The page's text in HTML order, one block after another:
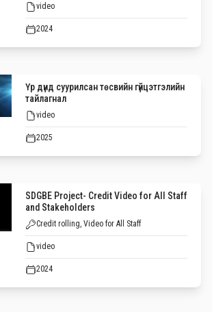
video
2024
Үр дүнд суурилсан төсвийн гүйцэтгэлийн
тайлагнал
video
2025
SDGBE Project- Credit Video for All Staff
and Stakeholders
Credit rolling, Video for All Staff
video
2024